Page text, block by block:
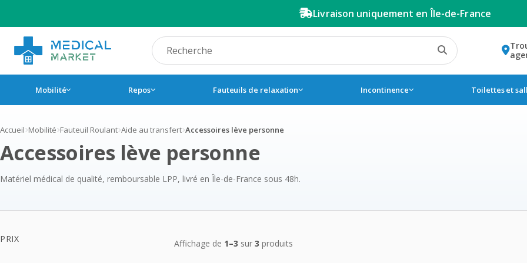
Livraison uniquement en Île-de-France
Recherche produit
Mobilité Repos Fauteuils de relaxation Incontinence Toilettes et
Accueil Mobilité Fauteuil Roulant Aide au transfert Accessoires lève personne
Accessoires lève personne
Matériel médical de qualité, remboursable LPP, livré en Île-de-France sous 48h.
PRIX Produits de la catégorie
Affichage de 1–3 sur 3 produits